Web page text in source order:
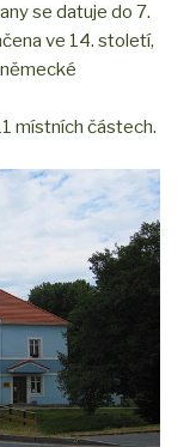
se datuje do 7.
ve 14. století,
místních částech.